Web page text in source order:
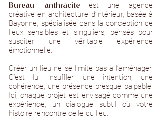
Bureau anthracite
est une agence
créative en architecture d’intérieur, basée à
Bayonne, spécialisée dans la conception de
lieux sensibles et singuliers, pensés pour
susciter une véritable expérience
émotionnelle.
Créer un lieu ne se limite pas à l’aménager.
C’est lui insuffler une intention, une
cohérence, une présence presque palpable.
Ici, chaque projet est envisagé comme une
expérience, un dialogue subtil où votre
histoire rencontre celle du lieu.